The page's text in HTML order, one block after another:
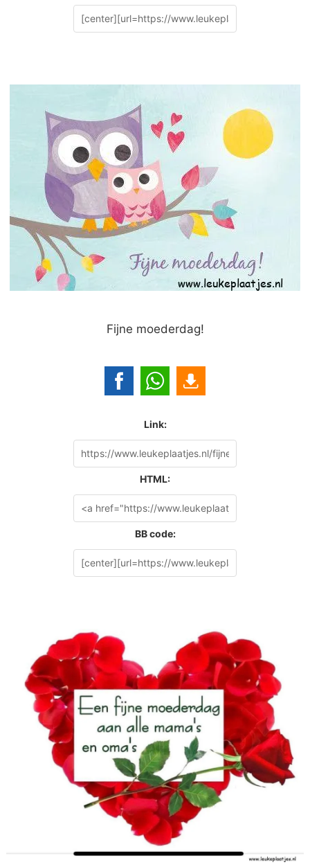
Fijne moederdag!
Link:
HTML:
BB code: